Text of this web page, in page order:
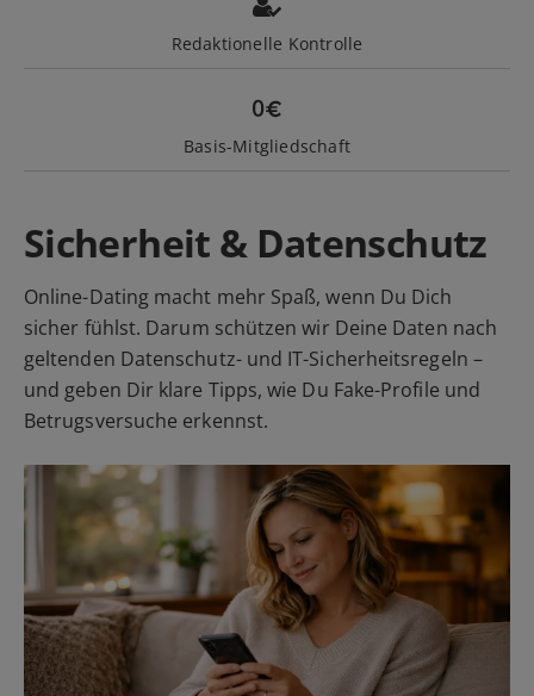
Redaktionelle Kontrolle
Basis-Mitgliedschaft
Sicherheit & Datenschutz
Online-Dating macht mehr Spaß, wenn Du Dich
sicher fühlst. Darum schützen wir Deine Daten nach
geltenden Datenschutz- und IT-Sicherheitsregeln –
und geben Dir klare Tipps, wie Du Fake-Profile und
Betrugsversuche erkennst.